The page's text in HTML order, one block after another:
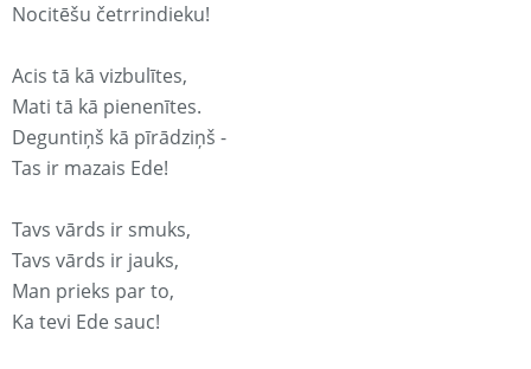
Nocitēšu četrrindieku!
Acis tā kā vizbulītes,
Mati tā kā pienenītes.
Deguntiņš kā pīrādziņš -
Tas ir mazais Ede!
Tavs vārds ir smuks,
Tavs vārds ir jauks,
Man prieks par to,
Ka tevi Ede sauc!